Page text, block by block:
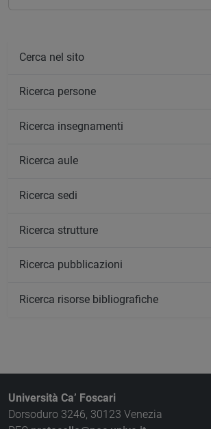
Cerca nel sito
Ricerca persone
Ricerca insegnamenti
Ricerca aule
Ricerca sedi
Ricerca strutture
Ricerca pubblicazioni
Ricerca risorse bibliografiche
Università Ca’ Foscari
Dorsoduro 3246, 30123 Venezia